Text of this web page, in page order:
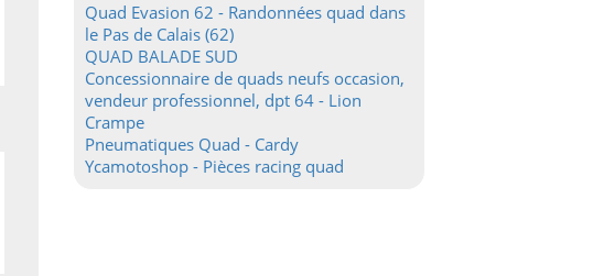
Quad Evasion 62 - Randonnées quad dans
le Pas de Calais (62)
QUAD BALADE SUD
Concessionnaire de quads neufs occasion,
vendeur professionnel, dpt 64 - Lion
Crampe
Pneumatiques Quad - Cardy
Ycamotoshop - Pièces racing quad